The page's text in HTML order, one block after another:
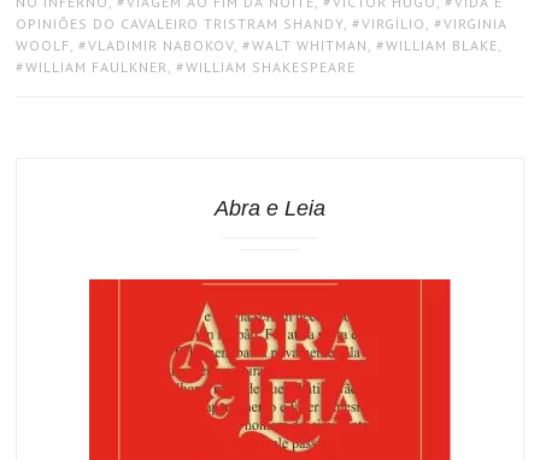
OPINIÕES DO CAVALEIRO TRISTRAM SHANDY, VIRGÍLIO , VIRGINIA
WOOLF, VLADIMIR NABOKOV, WALT WHITMAN , WILLIAM BLAKE,
WILLIAM FAULKNER, WILLIAM SHAKESPEARE
Abra e Leia